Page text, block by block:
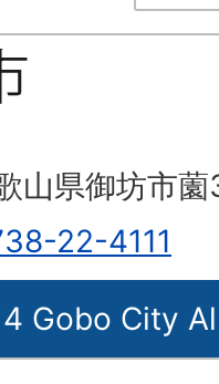
県御坊市薗
22-4111
Gobo City